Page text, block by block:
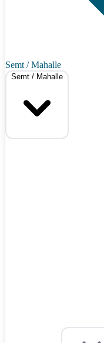
Semt / Mahalle
Semt / Mahalle